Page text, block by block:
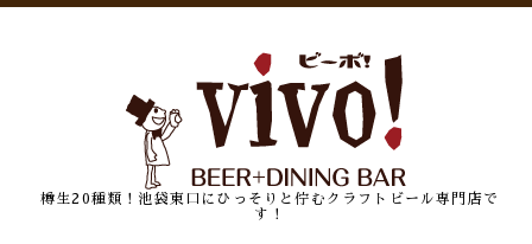
樽生20種類！池袋東口にひっそりと佇むクラフトビール専門店で
す！